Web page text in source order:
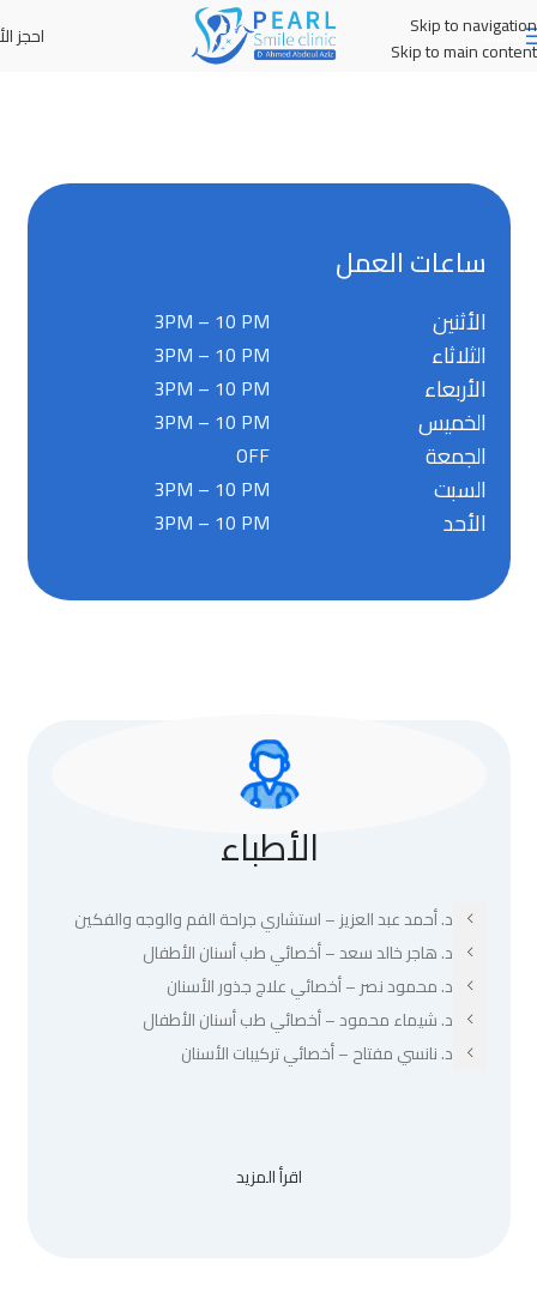
Skip to navigation
Skip to main content
MENU احجز
ساعات العمل
3PM – 10 PM الأثنين
3PM – 10 PM الثلاثاء
3PM – 10 PM الأربعاء
3PM – 10 PM الخميس
OFF الجمعة
3PM – 10 PM السبت
3PM – 10 PM الأحد
الأطباء
د. أحمد عبد العزيز – استشاري جراحة الفم والوجه والفكين
د. هاجر خالد سعد – أخصائي طب أسنان الأطفال
د. محمود نصر – أخصائي علاج جذور الأسنان
د. شيماء محمود – أخصائي طب أسنان الأطفال
د. نانسي مفتاح – أخصائي تركيبات الأسنان
اقرأ المزيد